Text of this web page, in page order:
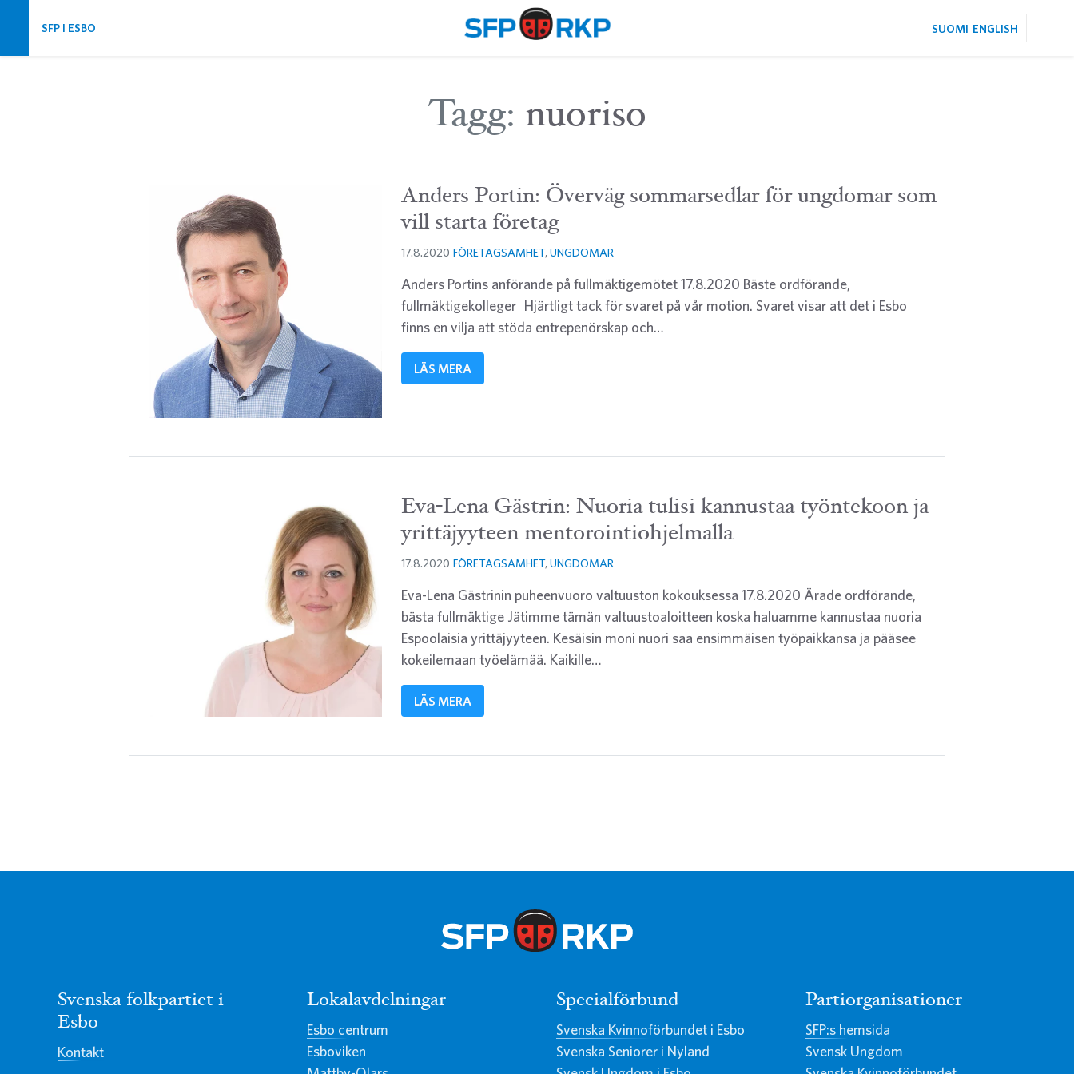
SFP I ESBO ENGLISH
SUOMI
Tagg: nuoriso
Anders Portin: Överväg sommarsedlar för ungdomar som
vill starta företag
17.8.2020 FÖRETAGSAMHET,UNGDOMAR
Anders Portins anförande på fullmäktigemötet 17.8.2020 Bäste ordförande,
fullmäktigekolleger Hjärtligt tack för svaret på vår motion. Svaret visar att det i Esbo
finns en vilja att stöda entrepenörskap och…
LÄS MERA
Eva-Lena Gästrin: Nuoria tulisi kannustaa työntekoon ja
yrittäjyyteen mentorointiohjelmalla
17.8.2020 FÖRETAGSAMHET,UNGDOMAR
Eva-Lena Gästrinin puheenvuoro valtuuston kokouksessa 17.8.2020 Ärade ordförande,
bästa fullmäktige Jätimme tämän valtuustoaloitteen koska haluamme kannustaa nuoria
Espoolaisia yrittäjyyteen. Kesäisin moni nuori saa ensimmäisen työpaikkansa ja pääsee
kokeilemaan työelämää. Kaikille…
LÄS MERA
Svenska folkpartiet i
Esbo
Kontakt
Lokalavdelningar
Esbo centrum
Esboviken
Specialförbund
Svenska Kvinnoförbundet i Esbo
Svenska Seniorer i Nyland
Partiorganisationer
SFP:s hemsida
Svensk Ungdom